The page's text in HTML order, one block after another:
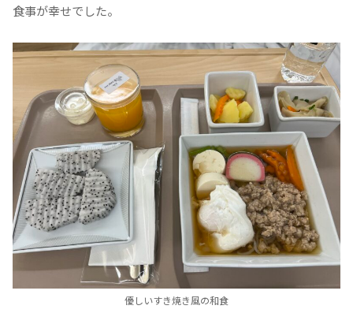
食事が幸せでした。
優しいすき焼き風の和食